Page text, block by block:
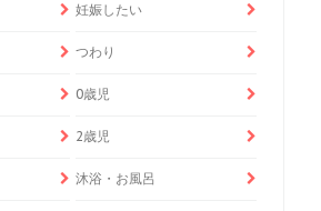
妊娠したい
つわり
0歳児
2歳児
沐浴・お風呂